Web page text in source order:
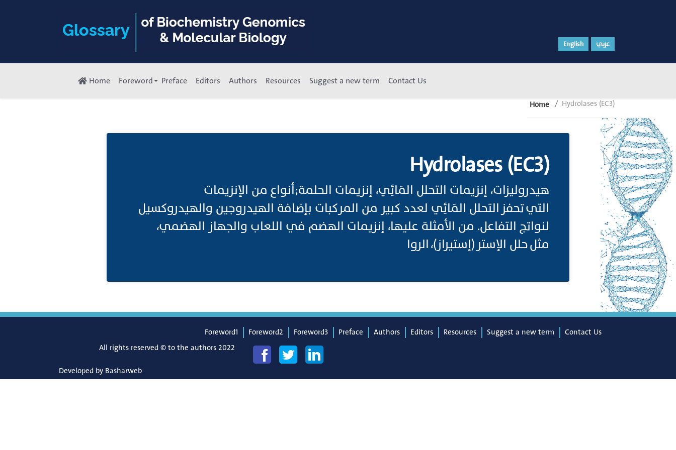
English عربي
Home Foreword Preface Editors Authors Resources Suggest a new term Contact Us
Home Hydrolases (EC3)
Hydrolases (EC3)
هيدروليزات، إنزيمات التحلل المَائِي، إنزيمات الحلمة;أنواع من الإنزيمات
التي تحفز التحلل المَائِي لعدد كبير من المركبات بإضافة الهيدروجين والهيدروكسيل
لنواتج التفاعل. من الأمثلة عليها، إنزيمات الهضم في اللعاب والجهاز الهضمي،
مثل حلل الإستر (إستيراز)، الروا
Foreword1 Foreword2 Foreword3 Preface Authors Editors Resources Suggest a new term
Contact Us
All rights reserved © to the authors 2022
Developed by Basharweb